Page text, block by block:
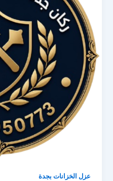
عزل الخزانات بجدة